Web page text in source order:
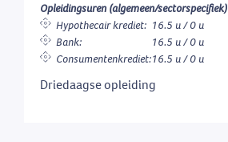
Opleidingsuren (algemeen/sectorspecifiek)
Hypothecair krediet: 16.5 u / 0 u
Bank:
16.5 u / 0 u
Consumentenkrediet:16.5 u / 0 u
Driedaagse opleiding